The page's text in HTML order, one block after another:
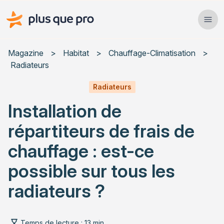
Plus que pro Mag'
Habitat
Actualités
Rechercher un article
Magazine > Habitat > Chauffage-Climatisation
>
Radiateurs
Radiateurs
Installation de
répartiteurs de frais de
chauffage : est-ce
possible sur tous les
radiateurs ?